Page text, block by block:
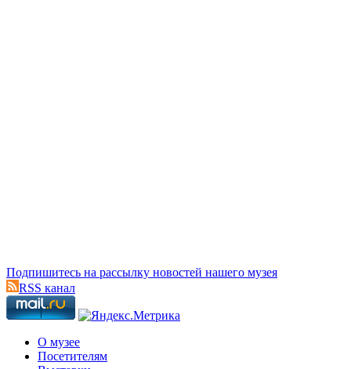
Подпишитесь на рассылку новостей нашего музея
RSS канал
О музее
Посетителям